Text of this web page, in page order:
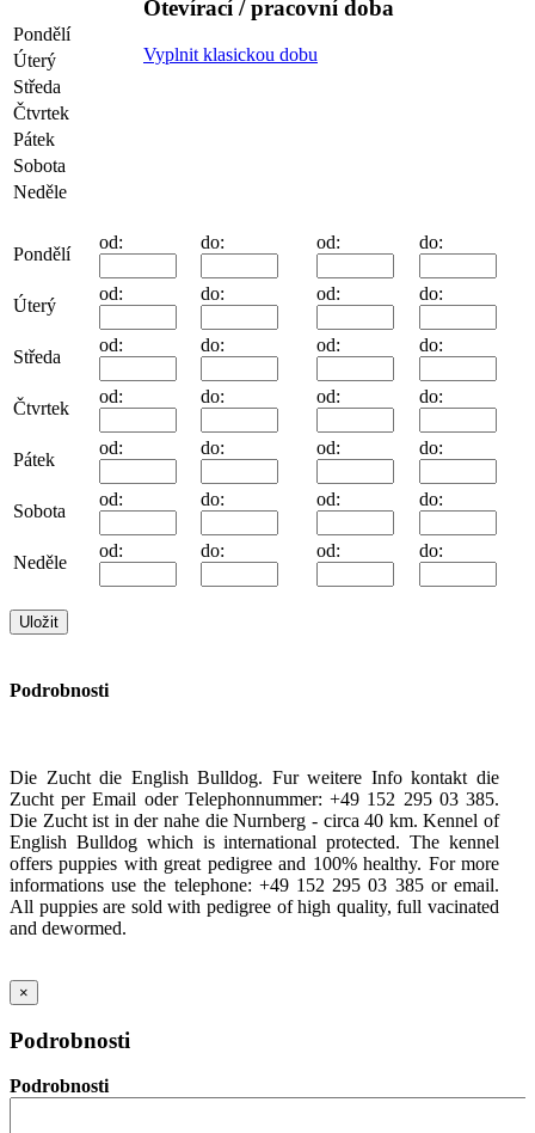
Pondělí
Úterý
Středa
Čtvrtek
Pátek
Sobota
Neděle
Otevírací / pracovní doba
Vyplnit klasickou dobu
Pondělí
od: do: od: do:
Úterý
od: do: od: do:
Středa
od: do: od: do:
Čtvrtek
od: do: od: do:
Pátek
od: do: od: do:
Sobota
od: do: od: do:
Neděle
od: do: od: do:
Podrobnosti
Die Zucht die English Bulldog. Fur weitere Info kontakt die
Zucht per Email oder Telephonnummer: +49 152 295 03 385.
Die Zucht ist in der nahe die Nurnberg - circa 40 km. Kennel of
English Bulldog which is international protected. The kennel
offers puppies with great pedigree and 100% healthy. For more
informations use the telephone: +49 152 295 03 385 or email.
All puppies are sold with pedigree of high quality, full vacinated
and dewormed.
×
Podrobnosti
Podrobnosti